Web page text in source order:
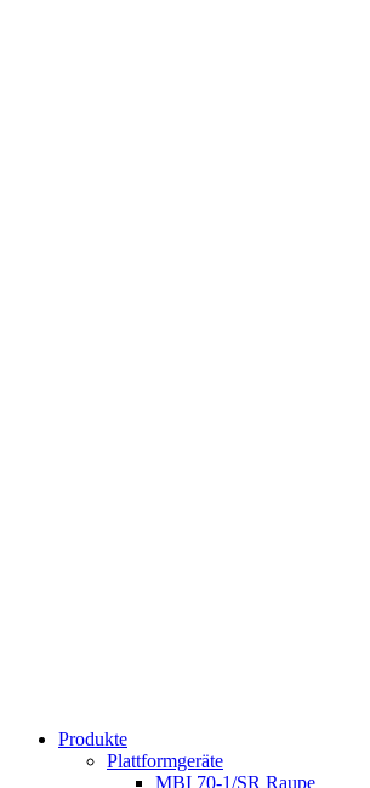
Produkte
Plattformgeräte
MBI 70-1/SR Raupe